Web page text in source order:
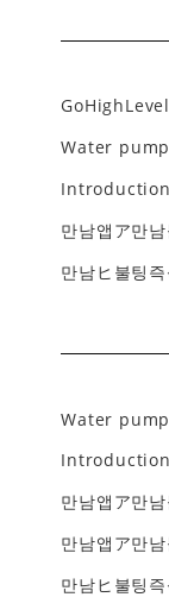
Water
Introduction
만남앱ア만
만남ヒ불팅
Water
Introduction
만남앱ア만
만남앱ア만
만남ヒ불팅